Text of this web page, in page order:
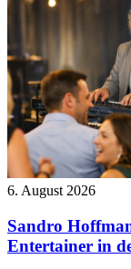
6. August 2026
Sandro
Entertainer in